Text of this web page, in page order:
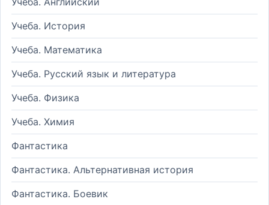
Учеба. История
Учеба. Математика
Учеба. Русский язык и литература
Учеба. Физика
Учеба. Химия
Фантастика
Фантастика. Альтернативная история
Фантастика. Боевик